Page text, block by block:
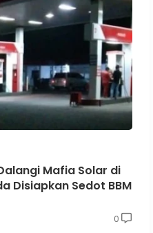
Mafia Solar di
Disiapkan Sedot BBM
0